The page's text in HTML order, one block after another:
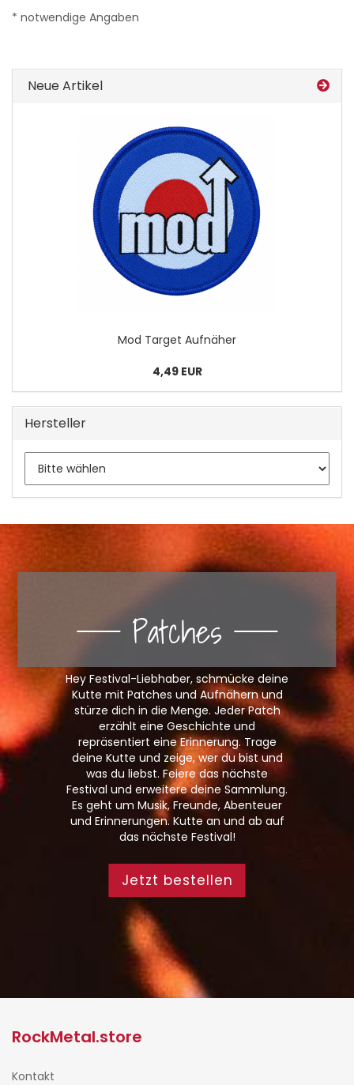
* notwendige Angaben
Neue Artikel
Mod Tar­get Auf­nä­her
4,49 EUR
Hersteller
Patches
Hey Festival-Liebhaber, schmücke deine
Kutte mit Patches und Aufnähern und
stürze dich in die Menge. Jeder Patch
erzählt eine Geschichte und
repräsentiert eine Erinnerung. Trage
deine Kutte und zeige, wer du bist und
was du liebst. Feiere das nächste
Festival und erweitere deine Sammlung.
Es geht um Musik, Freunde, Abenteuer
und Erinnerungen. Kutte an und ab auf
das nächste Festival!
Jetzt bestellen
RockMetal.store
Kontakt